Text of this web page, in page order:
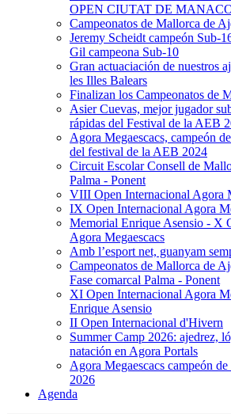
OPEN CIUTAT DE
Campeonatos de Mallorca de
Jeremy Scheidt campeón Sub-
Gil campeona Sub-10
Gran actuaciación de nuestros
les Illes Balears
Finalizan los Campeonatos de
Asier Cuevas, mejor jugador
rápidas del Festival de la AEB
Agora Megaescacs, campeón
del festival de la AEB 2024
Circuit Escolar Consell de
Palma - Ponent
VIII Open Internacional Agora
IX Open Internacional Agora
Memorial Enrique Asensio - X
Agora Megaescacs
Amb l’esport net, guanyam
Campeonatos de Mallorca de
Fase comarcal Palma - Ponent
XI Open Internacional Agora
Enrique Asensio
II Open Internacional d'Hivern
Summer Camp 2026: ajedrez,
natación en Agora Portals
Agora Megaescacs campeón
2026
Agenda